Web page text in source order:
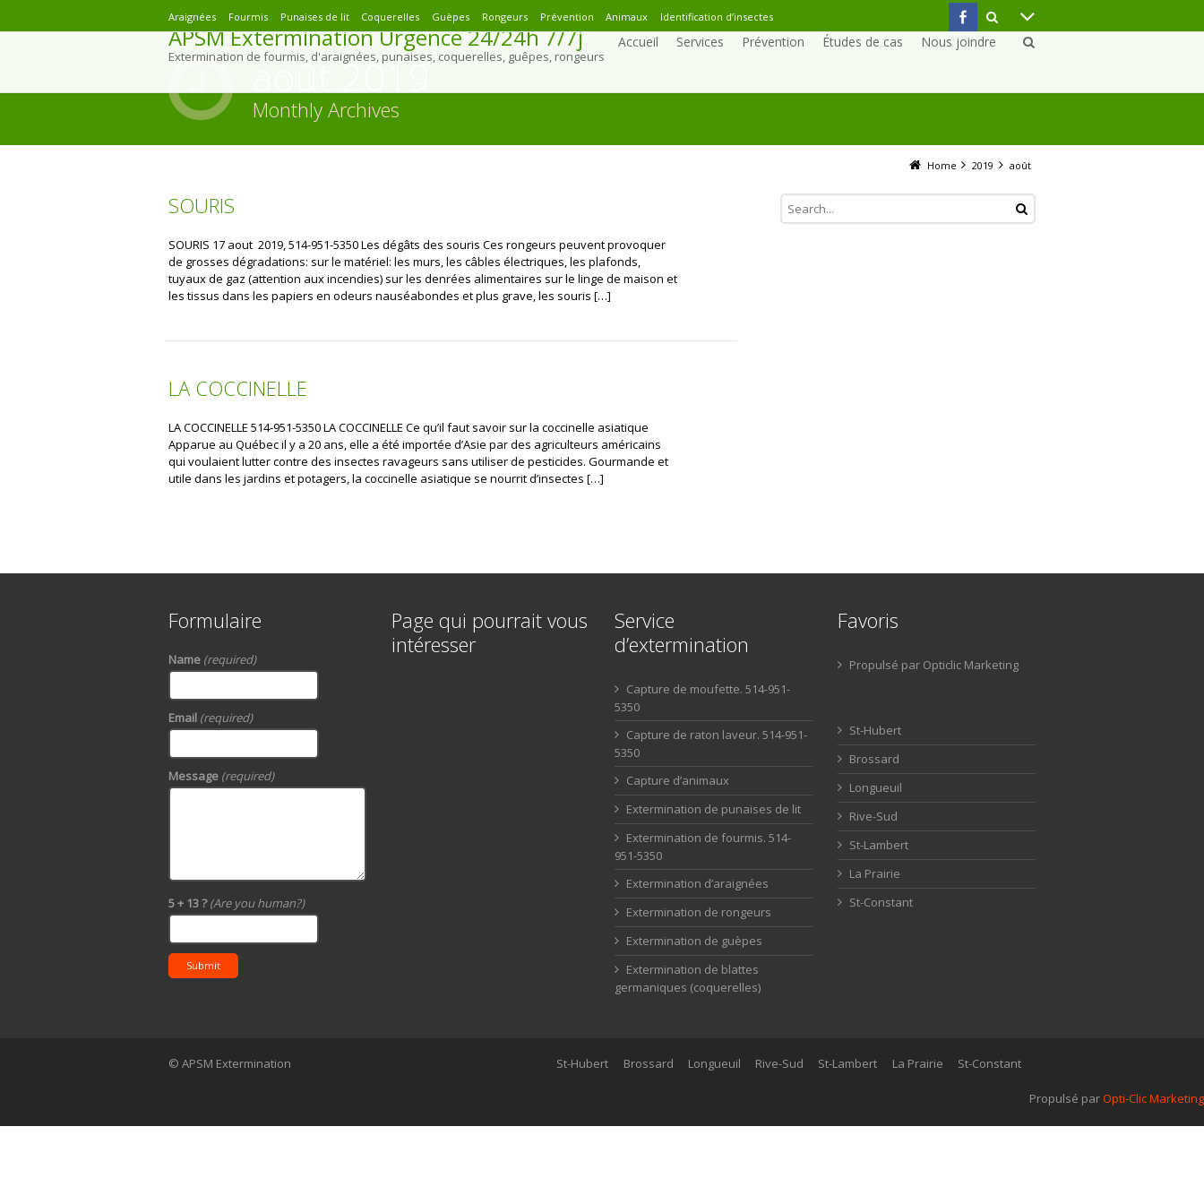
Araignées Fourmis Punaises de lit Coquerelles Guèpes Rongeurs Prévention Animaux Identification d’insectes
APSM Extermination Urgence 24/24h 7/7j
Extermination de fourmis, d'araignées, punaises, coquerelles, guêpes, rongeurs
Accueil Services Prévention Études de cas Nous joindre
août 2019
Monthly Archives
Home 2019 août
SOURIS
SOURIS 17 aout 2019, 514-951-5350 Les dégâts des souris Ces rongeurs peuvent provoquer
de grosses dégradations: sur le matériel: les murs, les câbles électriques, les plafonds,
tuyaux de gaz (attention aux incendies) sur les denrées alimentaires sur le linge de maison et
les tissus dans les papiers en odeurs nauséabondes et plus grave, les souris […]
LA COCCINELLE
LA COCCINELLE 514-951-5350 LA COCCINELLE Ce qu’il faut savoir sur la coccinelle asiatique
Apparue au Québec il y a 20 ans, elle a été importée d’Asie par des agriculteurs américains
qui voulaient lutter contre des insectes ravageurs sans utiliser de pesticides. Gourmande et
utile dans les jardins et potagers, la coccinelle asiatique se nourrit d’insectes […]
Formulaire
Name (required)
Email (required)
Message (required)
5 + 13 ?(Are you human?)
Submit
Page qui pourrait vous
intéresser
Service
d’extermination
Capture de moufette. 514-951-
5350
Capture de raton laveur. 514-951-
5350
Capture d’animaux
Extermination de punaises de lit
Extermination de fourmis. 514-
951-5350
Extermination d’araignées
Extermination de rongeurs
Extermination de guèpes
Extermination de blattes
germaniques (coquerelles)
Favoris
Propulsé par Opticlic Marketing
St-Hubert
Brossard
Longueuil
Rive-Sud
St-Lambert
La Prairie
St-Constant
St-Hubert Brossard Longueuil Rive-Sud St-Lambert La Prairie St-Constant
© APSM Extermination
Propulsé parOpti-Clic Marketing